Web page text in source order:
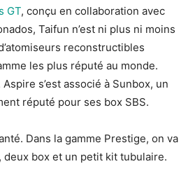
GT, conçu en collaboration avec
Taifun n’est ni plus ni moins
reconstructibles
les plus réputé au monde.
Aspire s’est associé à Sunbox, un
réputé pour ses box SBS.
Dans la gamme Prestige, on va
box et un petit kit tubulaire.